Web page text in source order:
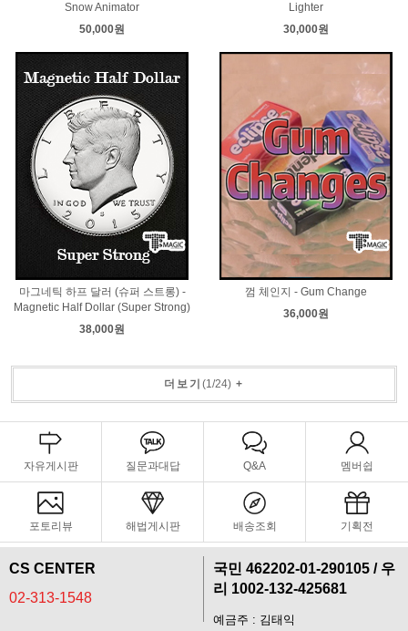
Snow Animator
50,000원
Lighter
30,000원
마그네틱 하프 달러 (슈퍼 스트롱) -
Magnetic Half Dollar (Super Strong)
38,000원
껌 체인지 - Gum Change
36,000원
더보기 (1/24) +
자유게시판 질문과대답 Q&A 멤버쉽
포토리뷰 해법게시판 배송조회 기획전
CS CENTER
02-313-1548
국민 462202-01-290105 / 우
리 1002-132-425681
예금주 : 김태익